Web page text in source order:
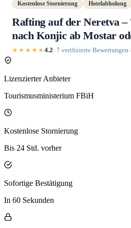
Kostenlose Stornierung Hotelabholung
Rafting auf der Neretva –
nach Konjic ab Mostar
★★★★★4.2· 7 verifizierte Bewertungen·
Lizenzierter Anbieter
Tourismusministerium FBiH
Kostenlose Stornierung
Bis 24 Std. vorher
Sofortige Bestätigung
In 60 Sekunden